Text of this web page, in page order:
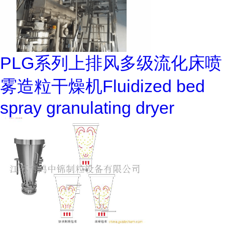
PLG系列上排风多级流化床喷
雾造粒干燥机Fluidized bed
spray granulating dryer